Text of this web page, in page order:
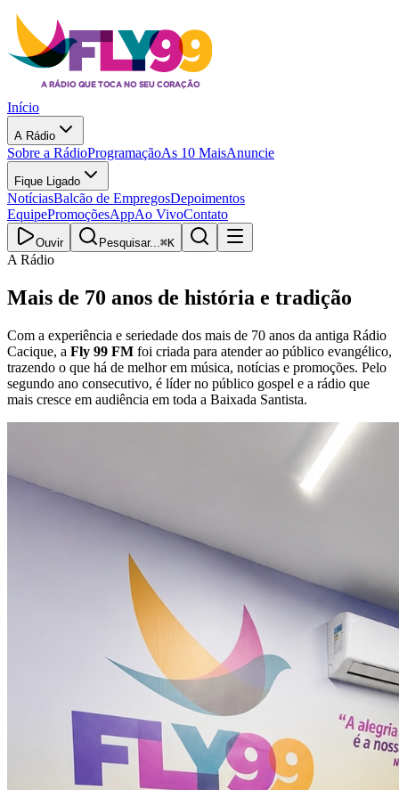
Início
A Rádio
Sobre a RádioProgramaçãoAs 10 MaisAnuncie
Fique Ligado
NotíciasBalcão de EmpregosDepoimentos
EquipePromoçõesAppAo VivoContato
Ouvir Pesquisar...⌘K
A Rádio
Mais de 70 anos de história e tradição
Com a experiência e seriedade dos mais de 70 anos da antiga Rádio
Cacique, a Fly 99 FM foi criada para atender ao público evangélico,
trazendo o que há de melhor em música, notícias e promoções. Pelo
segundo ano consecutivo, é líder no público gospel e a rádio que
mais cresce em audiência em toda a Baixada Santista.